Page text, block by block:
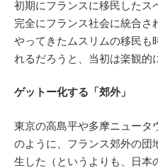
初期にフランスに移民したス
完全にフランス社会に統合さ
やってきたムスリムの移民も
れるだろうと、当初は楽観的
ゲットー化する「郊外」
東京の高島平や多摩ニュータ
のように、フランス郊外の団
生した（というよりも、日本